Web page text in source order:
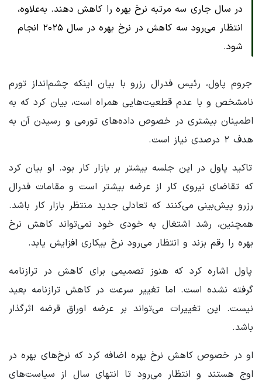
در سال جاری سه مرتبه نرخ بهره را کاهش دهند. به‌علاوه،
انتظار می‌رود سه کاهش در نرخ بهره در سال ۲۰۲۵ انجام
شود.
جروم پاول، رئیس فدرال رزرو با بیان اینکه چشم‌انداز تورم
نامشخص و با عدم قطعیت‌هایی همراه است، بیان کرد که به
اطمینان بیشتری در خصوص داده‌های تورمی و رسیدن آن به
هدف ۲ درصدی نیاز است.
تاکید پاول در این جلسه بیشتر بر بازار کار بود. او بیان کرد
که تقاضای نیروی کار از عرضه بیشتر است و مقامات فدرال
رزرو پیش‌بینی می‌کنند که تعادلی جدید منتظر بازار کار باشد.
همچنین، رشد اشتغال به خودی خود نمی‌تواند کاهش نرخ
بهره را رقم بزند و انتظار می‌رود نرخ بیکاری افزایش یابد.
پاول اشاره کرد که هنوز تصمیمی برای کاهش در ترازنامه
گرفته نشده است. اما تغییر سرعت در کاهش ترازنامه بعید
نیست. این تغییرات می‌تواند بر عرضه اوراق قرضه اثرگذار
باشد.
او در خصوص کاهش نرخ بهره اضافه کرد که نرخ‌های بهره در
اوج هستند و انتظار می‌رود تا انتهای سال از سیاست‌های